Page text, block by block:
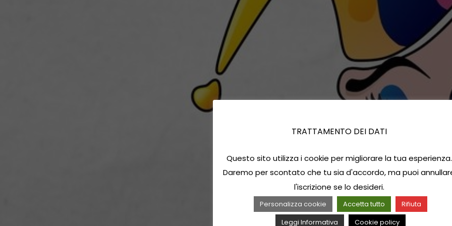
TRATTAMENTO DEI DATI
Questo sito utilizza i cookie per migliorare la tua esperienza.
Daremo per scontato che tu sia d'accordo, ma puoi
l'iscrizione se lo desideri.
Personalizza cookie Accetta tutto
Rifiuta
Leggi Informativa
Cookie policy